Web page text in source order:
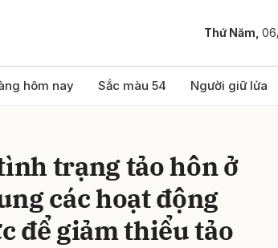
Thứ Năm,
hôm nay Sắc màu 54 Người giữ lửa
trạng tảo hôn ở
các hoạt động
để giảm thiểu tảo